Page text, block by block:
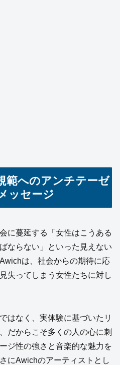
範へのアンチテーゼ
ッセージ
に蔓延する「女性はこうある
ならない」といった見えない
は、社会からの期待に応
失ってしまう女性たちに対し
はなく、実体験に基づいたリ
だからこそ多くの人の心に刺
ジ性の強さと音楽的な魅力を
にAwichのアーティストとし